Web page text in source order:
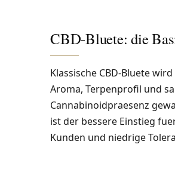
CBD-Bluete: die
Klassische CBD-Bluete
Aroma, Terpenprofil und
Cannabinoidpraesenz
ist der bessere Einstieg
Kunden und niedrige